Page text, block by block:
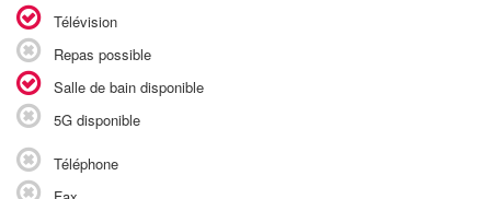
Télévision
Repas possible
Salle de bain disponible
5G disponible
Téléphone